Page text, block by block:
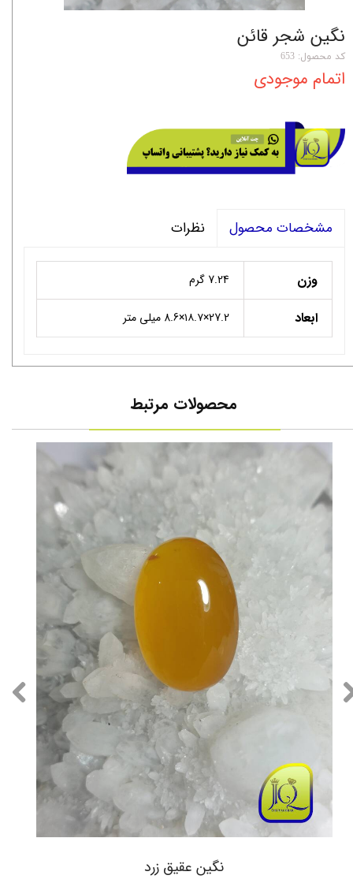
نگین شجر قائن
کد محصول: 653
اتمام موجودی
مشخصات محصول نظرات
وزن 7.24 گرم
ابعاد 27.2×۱۸.۷×8.6 میلی متر
محصولات مرتبط
نگین عقیق زرد